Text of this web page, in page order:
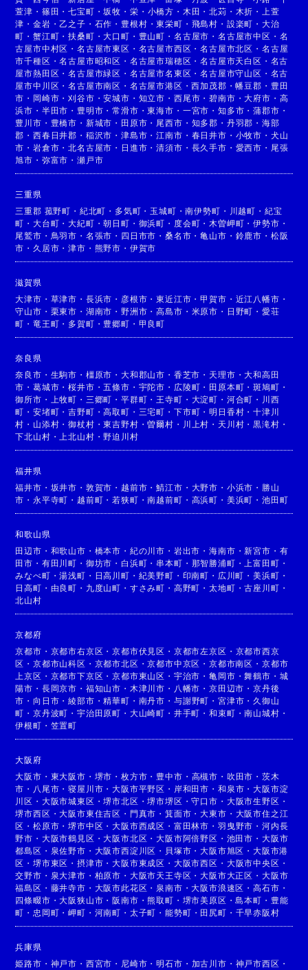
萱津 ・ 篠田 ・七宝町 ・坂牧 ・ 栄 ・ 小橋方 ・ 木田 ・北苅 ・ 木折 ・
上萱
津 ・金岩 ・乙之子 ・ 石作 ・ 豊根村 ・東栄町 ・ 飛島村 ・ 設楽町 ・ 大治
町 ・蟹江町 ・扶桑町 ・大口町 ・ 豊山町 ・ 名古屋市 ・ 名古屋市中区 ・ 名
古屋市中村区 ・名古屋市東区 ・ 名古屋市西区 ・名古屋市北区 ・ 名古屋
市千種区 ・名古屋市昭和区 ・ 名古屋市瑞穂区 ・名古屋市天白区 ・ 名古
屋市熱田区 ・名古屋市緑区 ・ 名古屋市名東区 ・名古屋市守山区 ・ 名古
屋市中川区 ・名古屋市南区 ・ 名古屋市港区 ・西加茂郡 ・幡豆郡 ・ 豊田
市 ・ 岡崎市 ・刈谷市 ・安城市 ・ 知立市 ・ 西尾市 ・碧南市 ・大府市 ・ 高
浜市 ・ 半田市 ・ 豊明市 ・常滑市 ・東海市 ・ 一宮市 ・ 知多市 ・蒲郡市 ・
豊川市 ・ 豊橋市 ・ 新城市 ・ 田原市 ・ 尾西市 ・ 知多郡 ・ 丹羽郡 ・ 海部
郡 ・西春日井郡 ・ 稲沢市 ・津島市 ・江南市 ・ 春日井市 ・ 小牧市 ・ 犬山
市 ・岩倉市 ・北名古屋市 ・ 日進市 ・清須市 ・ 長久手市 ・ 愛西市 ・ 尾張
旭市 ・ 弥富市 ・瀬戸市
三重県
三重郡 菰野町 ・ 紀北町 ・ 多気町 ・ 玉城町 ・南伊勢町 ・ 川越町 ・ 紀宝
町 ・大台町 ・大紀町 ・朝日町 ・ 御浜町 ・ 度会町 ・ 木曽岬町 ・伊勢市 ・
尾鷲市 ・ 鳥羽市 ・ 名張市 ・ 四日市市 ・桑名市 ・亀山市 ・ 鈴鹿市 ・ 松阪
市 ・ 久居市 ・津市 ・ 熊野市 ・ 伊賀市
滋賀県
大津市 ・ 草津市 ・ 長浜市 ・ 彦根市 ・東近江市 ・甲賀市 ・ 近江八幡市 ・
守山市 ・ 栗東市 ・ 湖南市 ・野洲市 ・高島市 ・ 米原市 ・ 日野町 ・ 愛荘
町 ・竜王町 ・ 多賀町 ・ 豊郷町 ・ 甲良町
奈良県
奈良市 ・ 生駒市 ・ 橿原市 ・大和郡山市 ・ 香芝市 ・ 天理市 ・大和高田
市 ・葛城市 ・桜井市 ・五條市 ・ 宇陀市 ・ 広陵町 ・ 田原本町 ・斑鳩町 ・
御所市 ・ 上牧町 ・ 三郷町 ・平群町 ・ 王寺町 ・ 大淀町 ・ 河合町 ・ 川西
町 ・安堵町 ・吉野町 ・高取町 ・ 三宅町 ・ 下市町 ・明日香村 ・十津川
村 ・ 山添村 ・御杖村 ・東吉野村 ・曽爾村 ・ 川上村 ・ 天川村 ・黒滝村 ・
下北山村 ・ 上北山村 ・野迫川村
福井県
福井市 ・ 坂井市 ・ 敦賀市 ・ 越前市 ・鯖江市 ・ 大野市 ・ 小浜市 ・ 勝山
市 ・永平寺町 ・ 越前町 ・若狭町 ・南越前町 ・ 高浜町 ・ 美浜町 ・ 池田町
和歌山県
田辺市 ・ 和歌山市 ・ 橋本市 ・ 紀の川市 ・ 岩出市 ・海南市 ・新宮市 ・ 有
田市 ・ 有田川町 ・ 御坊市 ・ 白浜町 ・ 串本町 ・ 那智勝浦町 ・ 上富田町 ・
みなべ町 ・湯浅町 ・ 日高川町 ・ 紀美野町 ・ 印南町 ・ 広川町 ・美浜町 ・
日高町 ・ 由良町 ・ 九度山町 ・ すさみ町 ・ 高野町 ・太地町 ・古座川町 ・
北山村
京都府
京都市 ・ 京都市右京区 ・京都市伏見区 ・ 京都市左京区 ・ 京都市西京
区 ・京都市山科区 ・ 京都市北区 ・京都市中京区 ・京都市南区 ・ 京都市
上京区 ・ 京都市下京区 ・京都市東山区 ・ 宇治市 ・亀岡市 ・舞鶴市 ・ 城
陽市 ・ 長岡京市 ・ 福知山市 ・ 木津川市 ・ 八幡市 ・京田辺市 ・京丹後
市 ・向日市 ・綾部市 ・精華町 ・ 南丹市 ・ 与謝野町 ・ 宮津市 ・ 久御山
町 ・京丹波町 ・宇治田原町 ・ 大山崎町 ・ 井手町 ・和束町 ・南山城村 ・
伊根町 ・ 笠置町
大阪府
大阪市 ・ 東大阪市 ・ 堺市 ・枚方市 ・ 豊中市 ・ 高槻市 ・ 吹田市 ・ 茨木
市 ・ 八尾市 ・寝屋川市 ・大阪市平野区 ・ 岸和田市 ・ 和泉市 ・大阪市淀
川区 ・ 大阪市城東区 ・堺市北区 ・堺市堺区 ・守口市 ・ 大阪市生野区 ・
堺市西区 ・大阪市東住吉区 ・ 門真市 ・箕面市 ・大東市 ・ 大阪市住之江
区 ・松原市 ・堺市中区 ・大阪市西成区 ・ 富田林市 ・ 羽曳野市 ・ 河内長
野市 ・ 大阪市鶴見区 ・大阪市北区 ・大阪市阿倍野区 ・ 池田市 ・ 大阪市
都島区 ・ 泉佐野市 ・ 大阪市西淀川区 ・ 貝塚市 ・大阪市旭区 ・大阪市港
区 ・堺市東区 ・摂津市 ・大阪市東成区 ・ 大阪市西区 ・ 大阪市中央区 ・
交野市 ・ 泉大津市 ・ 柏原市 ・ 大阪市天王寺区 ・大阪市大正区 ・ 大阪市
福島区 ・ 藤井寺市 ・ 大阪市此花区 ・ 泉南市 ・大阪市浪速区 ・高石市 ・
四條畷市 ・大阪狭山市 ・阪南市 ・熊取町 ・ 堺市美原区 ・島本町 ・ 豊能
町 ・ 忠岡町 ・岬町 ・ 河南町 ・ 太子町 ・能勢町 ・ 田尻町 ・ 千早赤阪村
兵庫県
姫路市 ・ 神戸市 ・ 西宮市 ・ 尼崎市 ・明石市 ・ 加古川市 ・ 神戸市西区 ・